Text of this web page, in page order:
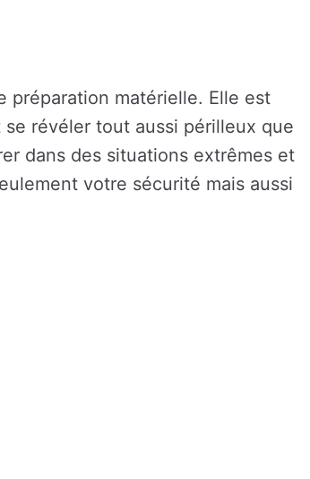
préparation matérielle. Elle est
révéler tout aussi périlleux que
dans des situations extrêmes et
votre sécurité mais aussi